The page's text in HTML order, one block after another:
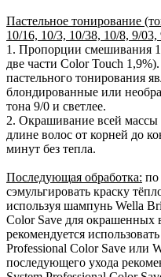
Пастельное тонирование
10/16, 10/3, 10/38, 10/8, 9/
1. Пропорции смешивания
две части Color Touch
пастельного тонирования
блондированные или
тона 9/0 и светлее.
2. Окрашивание всей массы
длине волос от корней до
минут без тепла.
Последующая обработка: по
сэмульгировать краску
используя шампунь Wella
Color Save для окрашенных
рекомендуется
Professional Color Save или
последующего ухода